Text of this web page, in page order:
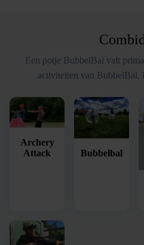
Een potje BubbelBal valt
activiteiten van BubbelBal.
Archery
Attack
Bubbelbal